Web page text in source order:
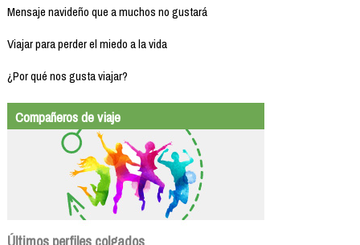
Mensaje navideño que a muchos no gustará
Viajar para perder el miedo a la vida
¿Por qué nos gusta viajar?
Compañeros de viaje